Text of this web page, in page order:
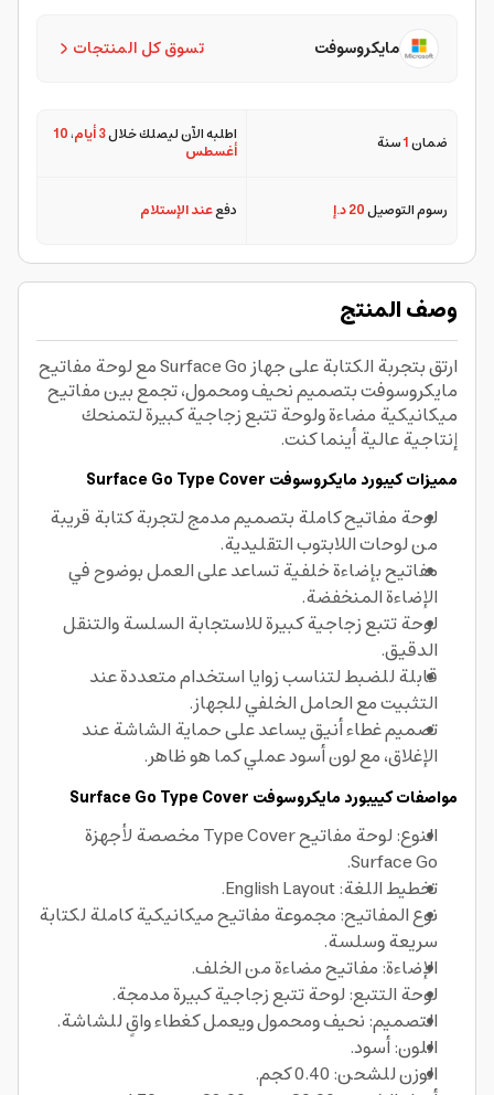
تسوق كل المنتجات مايكروسوفت
ضمان1سنة اطلبه الآن ليصلك خلال3 أيام ،10
أغسطس
رسوم التوصيل20 د.إ دفععند الإستلام
وصف المنتج
ارتق بتجربة الكتابة على جهاز Surface Go مع لوحة مفاتيح
مايكروسوفت بتصميم نحيف ومحمول، تجمع بين مفاتيح
ميكانيكية مضاءة ولوحة تتبع زجاجية كبيرة لتمنحك
إنتاجية عالية أينما كنت.
مميزات كيبورد مايكروسوفت Surface Go Type Cover
لوحة مفاتيح كاملة بتصميم مدمج لتجربة كتابة قريبة
من لوحات اللابتوب التقليدية.
مفاتيح بإضاءة خلفية تساعد على العمل بوضوح في
الإضاءة المنخفضة.
لوحة تتبع زجاجية كبيرة للاستجابة السلسة والتنقل
الدقيق.
قابلة للضبط لتناسب زوايا استخدام متعددة عند
التثبيت مع الحامل الخلفي للجهاز.
تصميم غطاء أنيق يساعد على حماية الشاشة عند
الإغلاق، مع لون أسود عملي كما هو ظاهر.
مواصفات كييبورد مايكروسوفت Surface Go Type Cover
النوع: لوحة مفاتيح Type Cover مخصصة لأجهزة
Surface Go.
تخطيط اللغة: English Layout.
نوع المفاتيح: مجموعة مفاتيح ميكانيكية كاملة لكتابة
سريعة وسلسة.
الإضاءة: مفاتيح مضاءة من الخلف.
لوحة التتبع: لوحة تتبع زجاجية كبيرة مدمجة.
التصميم: نحيف ومحمول ويعمل كغطاء واقٍ للشاشة.
اللون: أسود.
الوزن للشحن: 0.40 كجم.